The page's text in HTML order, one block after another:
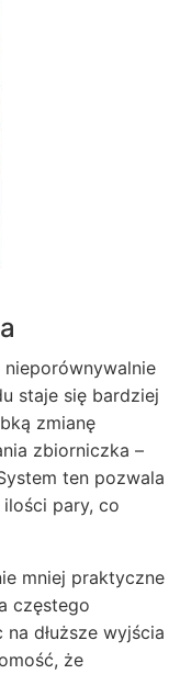
staje się bardziej
zmianę
zbiorniczka –
ten pozwala
pary, co
mniej praktyczne
częstego
dłuższe wyjścia
że